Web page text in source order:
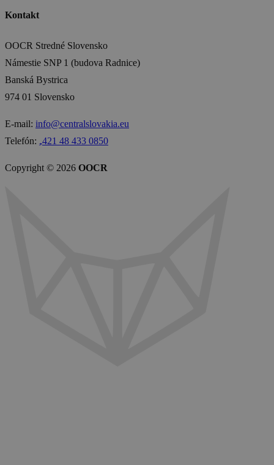
Kontakt
OOCR Stredné Slovensko
Námestie SNP 1 (budova Radnice)
Banská Bystrica
974 01 Slovensko
E-mail: info@centralslovakia.eu
Telefón: ₊421 48 433 0850
Copyright © 2026 OOCR